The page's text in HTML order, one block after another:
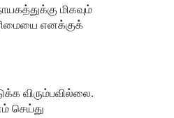
மிகவும்
எனக்குக்
விரும்பவில்லை.
செய்து